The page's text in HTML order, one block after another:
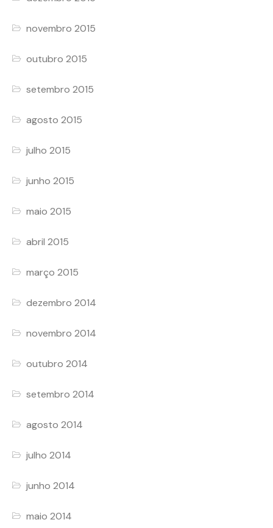
novembro 2015
outubro 2015
setembro 2015
agosto 2015
julho 2015
junho 2015
maio 2015
abril 2015
março 2015
dezembro 2014
novembro 2014
outubro 2014
setembro 2014
agosto 2014
julho 2014
junho 2014
maio 2014